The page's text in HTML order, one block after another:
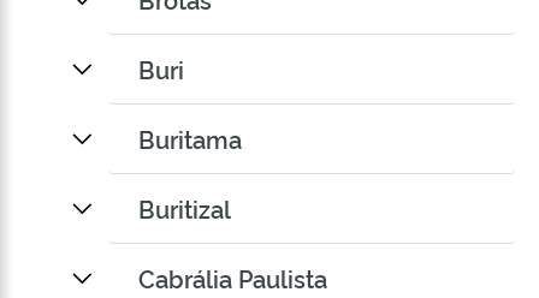
Buri
Buritama
Buritizal
Cabrália Paulista